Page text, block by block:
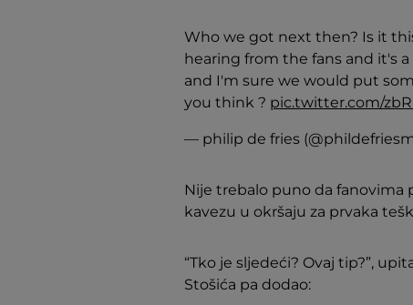
Who we got next then? Is it
hearing from the fans and it's
and I'm sure we would put
you think ? pic.twitter.com/
— philip de fries
Nije trebalo puno da fanovima
kavezu u okršaju za prvaka
“Tko je sljedeći? Ovaj tip?”,
Stošića pa dodao: